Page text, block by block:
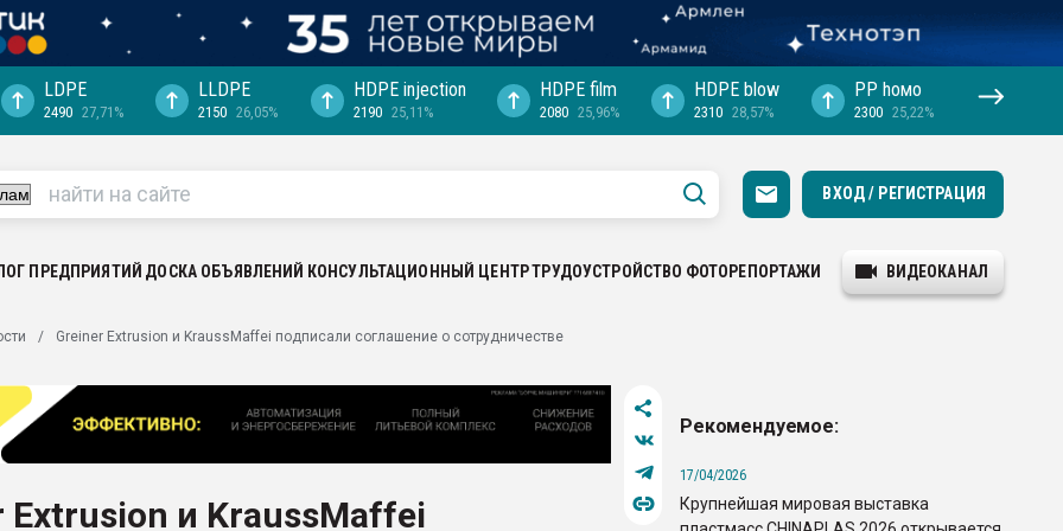
выходит на
рынке
LDPE
2490 27,71%
LLDPE
2150 26,05%
HDPE injection
2190 25,11%
HDPE film
2080 25,96%
HDPE blow
2310 28,57%
PP hомо
2300 25,22%
ВХОД / РЕГИСТРАЦИЯ
ПРЕДПРИЯТИЙ ДОСКА ОБЪЯВЛЕНИЙ КОНСУЛЬТАЦИОННЫЙ ЦЕНТРТРУДОУСТРОЙСТВО ФОТОРЕПОРТАЖИ ВИДЕОКАНАЛ
Greiner Extrusion и KraussMaffei подписали соглашение о сотрудничестве
Extrusion и KraussMaffei
Рекомендуемое:
17/04/2026
Крупнейшая мировая выставка